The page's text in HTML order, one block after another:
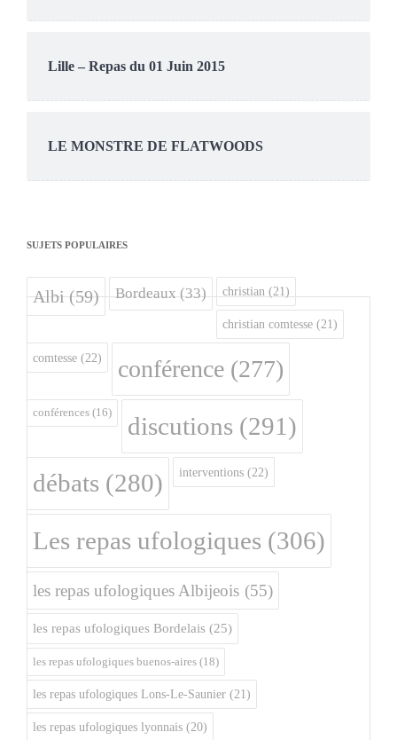
Lille – Repas du 01 Juin 2015
LE MONSTRE DE FLATWOODS
SUJETS POPULAIRES
Albi(59) Bordeaux(33) christian (21)
christian comtesse (21)
comtesse (22) conférence (277)
conférences (16) discutions (291)
débats (280) interventions (22)
Les repas ufologiques (306)
les repas ufologiques Albijeois (55)
les repas ufologiques Bordelais (25)
les repas ufologiques buenos-aires (18)
les repas ufologiques Lons-Le-Saunier (21)
les repas ufologiques lyonnais (20)